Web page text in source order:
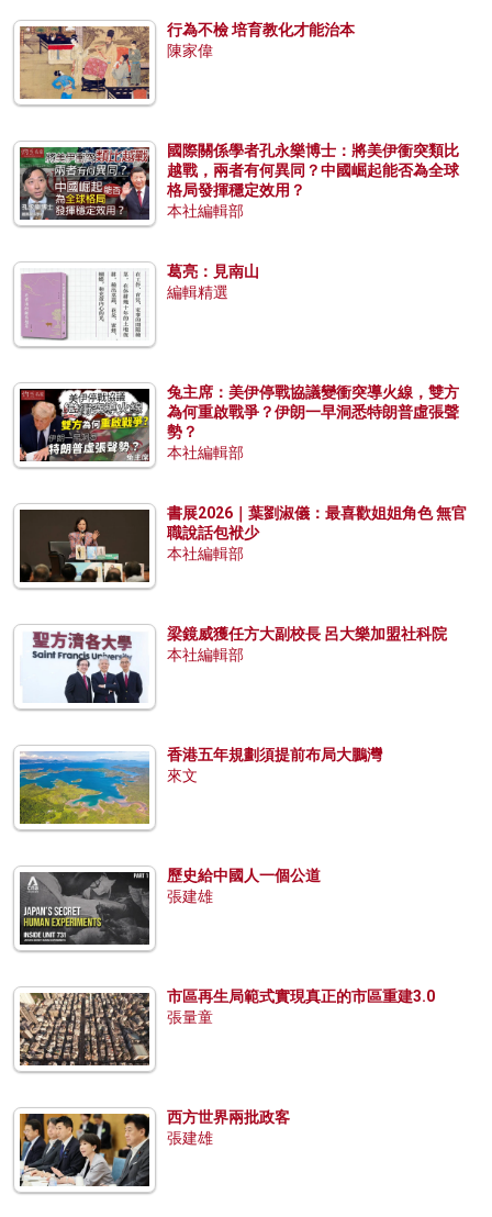
行為不檢 培育教化才能治本
陳家偉
國際關係學者孔永樂博士：將美伊衝突類比
越戰，兩者有何異同？中國崛起能否為全球
格局發揮穩定效用？
本社編輯部
葛亮：見南山
編輯精選
兔主席：美伊停戰協議變衝突導火線，雙方
為何重啟戰爭？伊朗一早洞悉特朗普虛張聲
勢？
本社編輯部
書展2026｜葉劉淑儀：最喜歡姐姐角色 無官
職說話包袱少
本社編輯部
梁鏡威獲任方大副校長 呂大樂加盟社科院
本社編輯部
香港五年規劃須提前布局大鵬灣
來文
歷史給中國人一個公道
張建雄
市區再生局範式實現真正的市區重建3.0
張量童
西方世界兩批政客
張建雄